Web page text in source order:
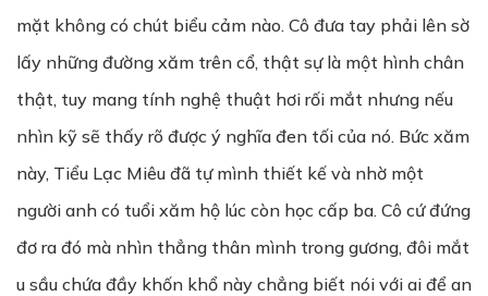
mặt không có chút biểu cảm nào. Cô đưa tay phải lên sờ
lấy những đường xăm trên cổ, thật sự là một hình chân
thật, tuy mang tính nghệ thuật hơi rối mắt nhưng nếu
nhìn kỹ sẽ thấy rõ được ý nghĩa đen tối của nó. Bức xăm
này, Tiểu Lạc Miêu đã tự mình thiết kế và nhờ một
người anh có tuổi xăm hộ lúc còn học cấp ba. Cô cứ đứng
đơ ra đó mà nhìn thẳng thân mình trong gương, đôi mắt
u sầu chứa đầy khốn khổ này chẳng biết nói với ai để an